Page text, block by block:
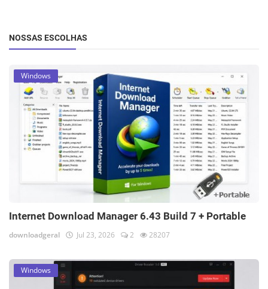
NOSSAS ESCOLHAS
Windows
Internet Download Manager 6.43 Build 7 + Portable
downloadgeral Jul 23, 2026 2 28207
Windows